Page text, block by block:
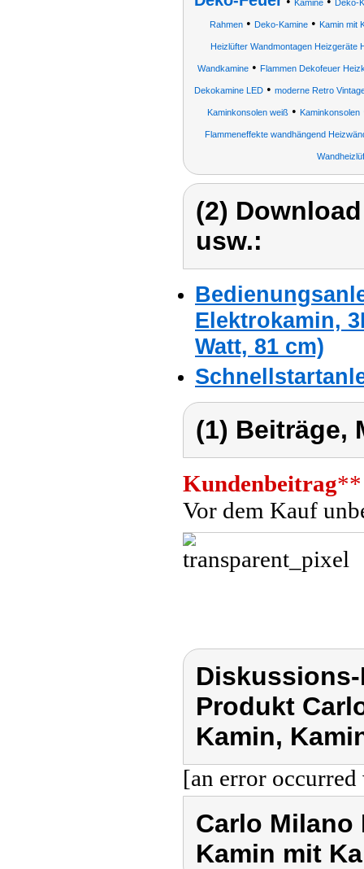
Kamine Deko-
Rahmen• Deko-Kamine• Kamin mit
Heizlüfter Wandmontagen Heizgeräte
Wandkamine• Flammen Dekofeuer
Dekokamine LED• moderne Retro
Kaminkonsolen weiß• Kaminkonsolen
Flammeneffekte wandhängend
(2)
usw.:
Elektrokamin,
Watt, 81 cm)
(1) Beiträge,
Kundenbeitrag**
Vor dem Kauf
Produkt
Kamin,
[an error
Carlo Milano
Kamin mit